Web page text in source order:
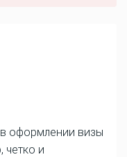
оформлении визы
четко и